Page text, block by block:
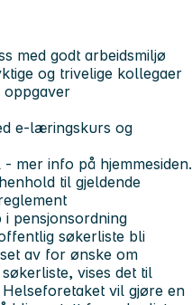
med godt arbeidsmiljø
og trivelige kollegaer
oppgaver
e-læringskurs og
mer info på hjemmesiden.
til gjeldende
i pensjonsordning
søkerliste bli
av for ønske om
vises det til
vil gjøre en